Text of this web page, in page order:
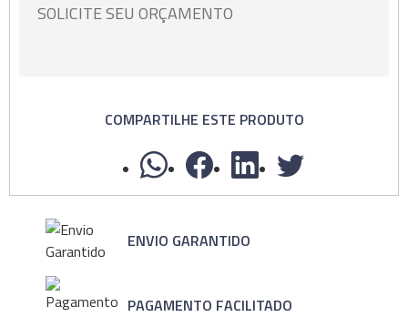
SOLICITE SEU ORÇAMENTO
COMPARTILHE ESTE PRODUTO
ENVIO GARANTIDO
PAGAMENTO FACILITADO